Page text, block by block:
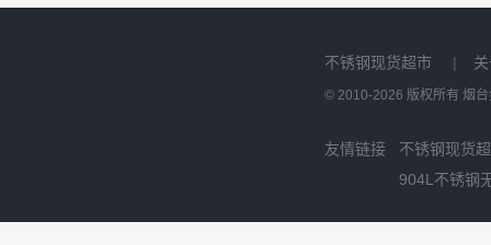
不锈钢现货超市 |
© 2010-2026 版权所有 烟
友情链接
不锈钢现货
904L不锈钢